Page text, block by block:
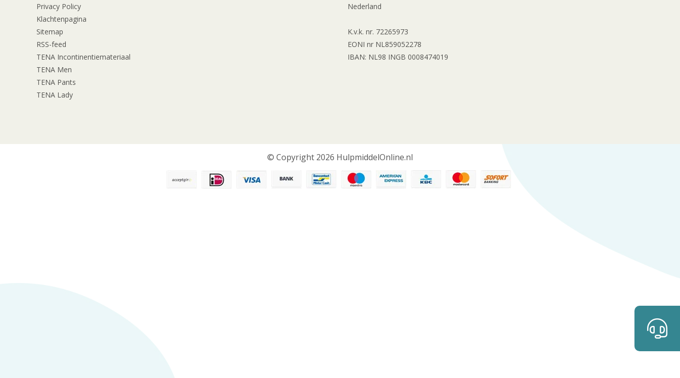
Privacy Policy
Klachtenpagina
Sitemap
RSS-feed
TENA Incontinentiemateriaal
TENA Men
TENA Pants
TENA Lady
Nederland
K.v.k. nr. 72265973
EONI nr NL859052278
IBAN: NL98 INGB 0008474019
© Copyright 2026 HulpmiddelOnline.nl